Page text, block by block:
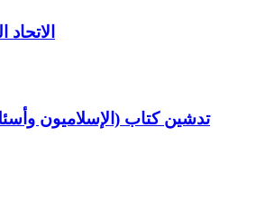
تدشين كتاب (الإسلاميون